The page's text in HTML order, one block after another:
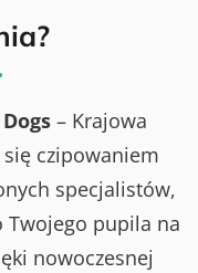
– Krajowa
czipowaniem
specjalistów,
Twojego pupila na
nowoczesnej